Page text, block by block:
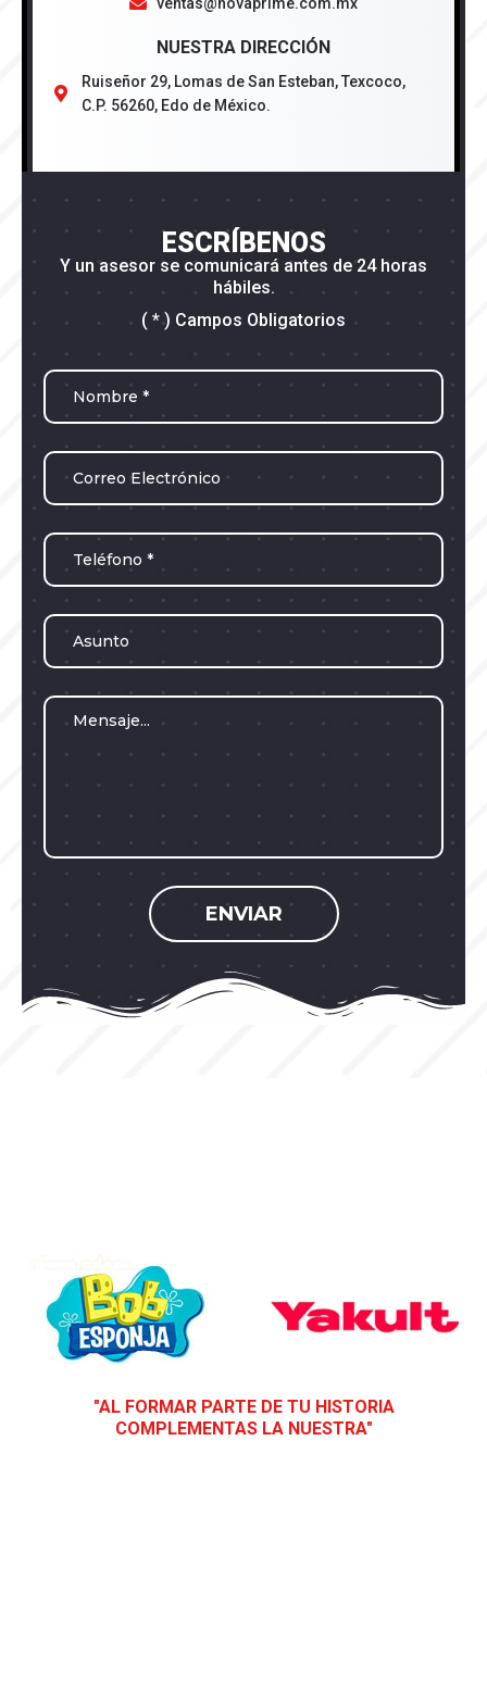
NUESTRA DIRECCIÓN
Ruiseñor 29, Lomas de San Esteban, Texcoco,
C.P. 56260, Edo de México.
ESCRÍBENOS
Y un asesor se comunicará antes de 24 horas
hábiles.
( * ) Campos Obligatorios
"AL FORMAR PARTE DE TU HISTORIA
COMPLEMENTAS LA NUESTRA"